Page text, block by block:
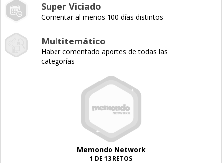
Super Viciado
Comentar al menos 100 días distintos
Multitemático
Haber comentado aportes de todas las
categorías
Memondo Network
1 DE 13 RETOS